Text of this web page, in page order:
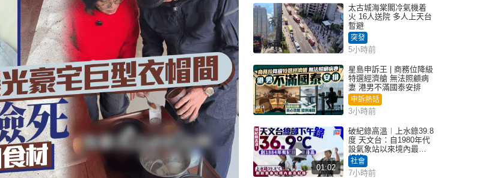
太古城海棠閣冷氣機着
火 16人送院 多人上天台
暫避
突發
5小時前
星島申訴王 | 商務位降級
特選經濟艙 無法照顧病
妻 港男不滿國泰安排
申訴熱話
3小時前
01:02
破紀錄高溫︱上水錄39.8
度 天文台：自1980年代
設氣象站以來境內最高
紀錄
社會
7小時前